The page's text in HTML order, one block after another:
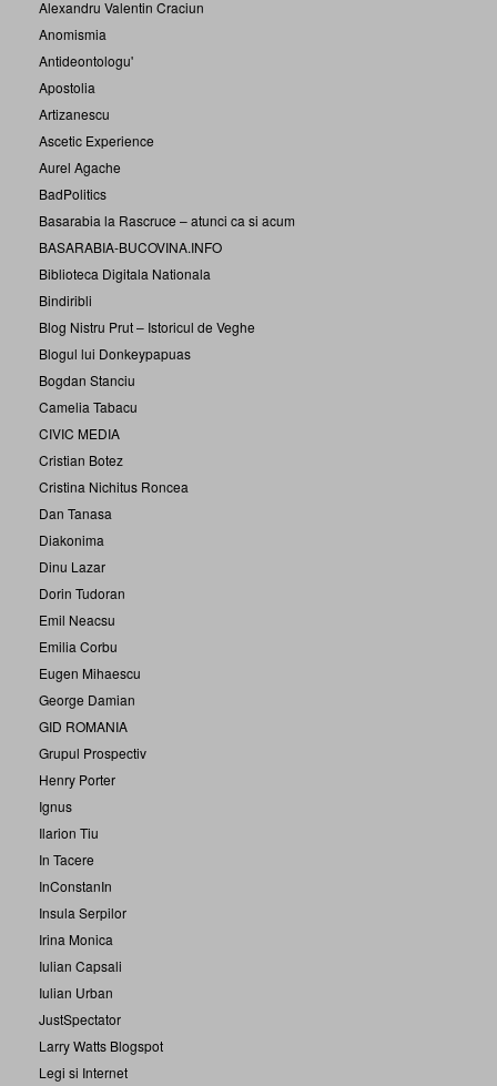
Alexandru Valentin Craciun
Anomismia
Antideontologu'
Apostolia
Artizanescu
Ascetic Experience
Aurel Agache
BadPolitics
Basarabia la Rascruce – atunci ca si acum
BASARABIA-BUCOVINA.INFO
Biblioteca Digitala Nationala
Bindiribli
Blog Nistru Prut – Istoricul de Veghe
Blogul lui Donkeypapuas
Bogdan Stanciu
Camelia Tabacu
CIVIC MEDIA
Cristian Botez
Cristina Nichitus Roncea
Dan Tanasa
Diakonima
Dinu Lazar
Dorin Tudoran
Emil Neacsu
Emilia Corbu
Eugen Mihaescu
George Damian
GID ROMANIA
Grupul Prospectiv
Henry Porter
Ignus
Ilarion Tiu
In Tacere
InConstanIn
Insula Serpilor
Irina Monica
Iulian Capsali
Iulian Urban
JustSpectator
Larry Watts Blogspot
Legi si Internet